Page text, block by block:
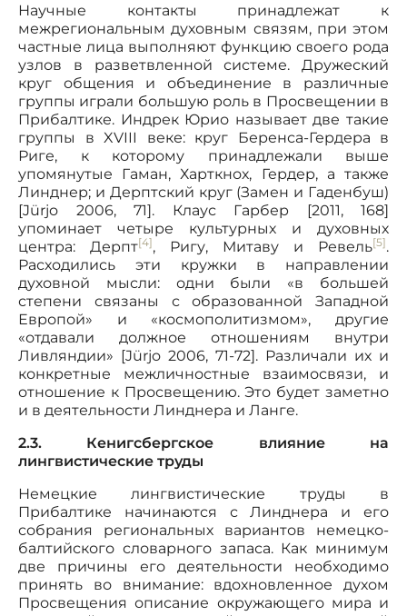
Научные контакты принадлежат к
межрегиональным духовным связям, при этом
частные лица выполняют функцию своего рода
узлов в разветвленной системе. Дружеский
круг общения и объединение в различные
группы играли большую роль в Просвещении в
Прибалтике. Индрек Юрио называет две такие
группы в XVIII веке: круг Беренса-Гердера в
Риге, к которому принадлежали выше
упомянутые Гаман, Харткнох, Гердер, а также
Линднер; и Дерптский круг (Замен и Гаденбуш)
[Jürjo 2006, 71]. Клаус Гарбер [2011, 168]
упоминает четыре культурных и духовных
центра: Дерпт[4], Ригу, Митаву и Ревель[5].
Расходились эти кружки в направлении
духовной мысли: одни были «в большей
степени связаны с образованной Западной
Европой» и «космополитизмом», другие
«отдавали должное отношениям внутри
Ливляндии» [Jürjo 2006, 71-72]. Различали их и
конкретные межличностные взаимосвязи, и
отношение к Просвещению. Это будет заметно
и в деятельности Линднера и Ланге.
2.3. Кенигсбергское влияние на
лингвистические труды
Немецкие лингвистические труды в
Прибалтике начинаются с Линднера и его
собрания региональных вариантов немецко-
балтийского словарного запаса. Как минимум
две причины его деятельности необходимо
принять во внимание: вдохновленное духом
Просвещения описание окружающего мира и